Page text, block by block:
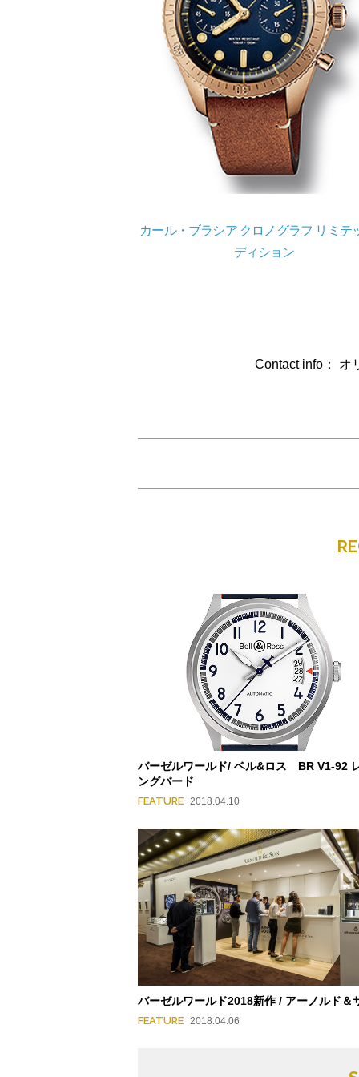
カール・ブラシア クロノグラフ リミテ
ディション
Contact info：
バーゼルワールド/ ベル&ロス BR V1-92
ングバード
FEATURE 2018.04.10
バーゼルワールド2018新作 / アーノルド＆
FEATURE 2018.04.06